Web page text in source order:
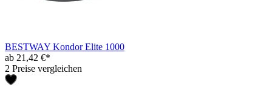
BESTWAY Kondor Elite 1000
ab 21,42 €*
2 Preise vergleichen